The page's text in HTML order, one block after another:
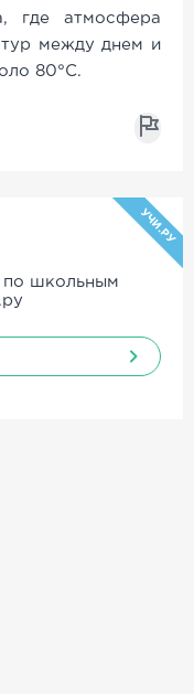
где атмосфера
между днем и
80°C.
УЧИ.РУ
по школьным